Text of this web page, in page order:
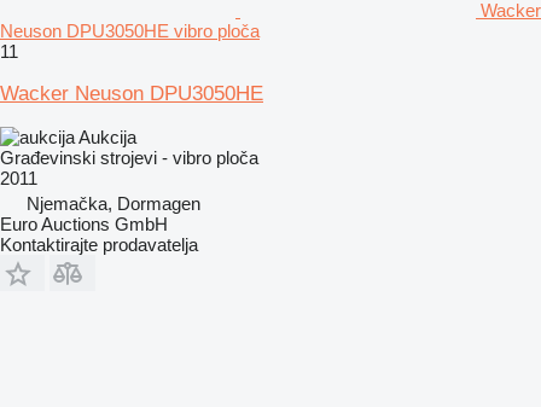
Wacker
Neuson DPU3050HE vibro ploča
11
Wacker Neuson DPU3050HE
Aukcija
Građevinski strojevi - vibro ploča
2011
Njemačka, Dormagen
Euro Auctions GmbH
Kontaktirajte prodavatelja